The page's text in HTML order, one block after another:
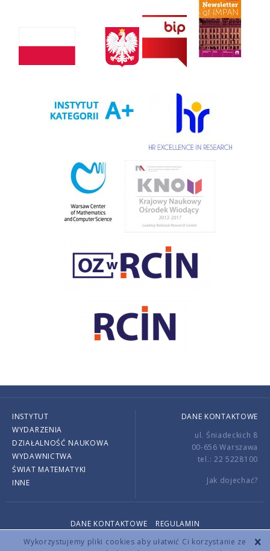
Wykorzystujemy pliki cookies aby ułatwić Ci korzystanie ze
INSTYTUT
WYDARZENIA
DZIAŁALNOŚĆ NAUKOWA
WYDAWNICTWA
ŚWIAT MATEMATYKI
INNE
DANE KONTAKTOWE
ul. Śniadeckich 8
00-656 Warszawa
tel.: 22 5228100
Jak dojechać?
DANE KONTAKTOWE
REGULAMIN
Copyright © 2026 by IMPAN. All rights reserved.